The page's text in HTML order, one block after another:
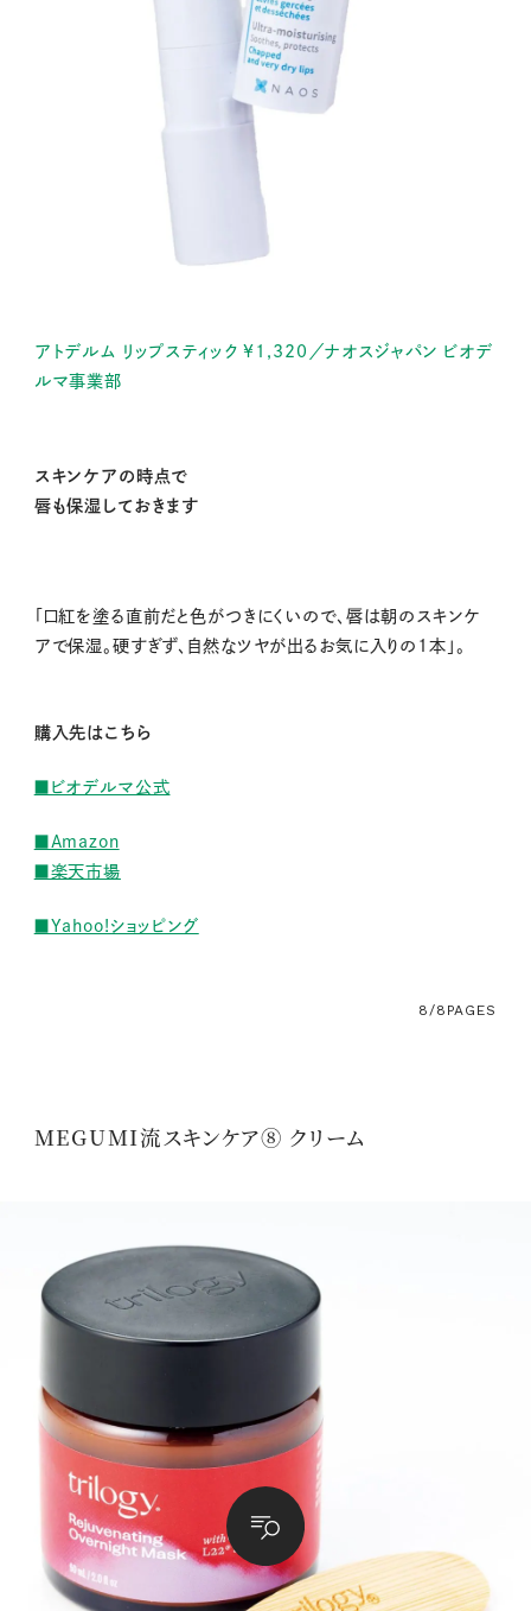
アトデルム リップスティック ¥1,320／ナオスジャパン ビオデ
ルマ事業部
スキンケアの時点で
唇も保湿しておきます
「口紅を塗る直前だと色がつきにくいので、唇は朝のスキンケ
アで保湿。硬すぎず、自然なツヤが出るお気に入りの1本」。
購入先はこちら
■ビオデルマ公式
■Amazon
■楽天市場
■Yahoo!ショッピング
8/8 PAGES
MEGUMI流スキンケア⑧ クリーム